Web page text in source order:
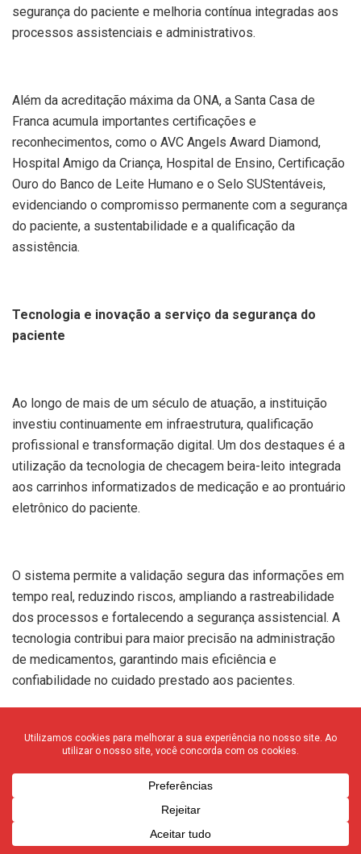
segurança do paciente e melhoria contínua integradas aos
processos assistenciais e administrativos.
Além da acreditação máxima da ONA, a Santa Casa de
Franca acumula importantes certificações e
reconhecimentos, como o AVC Angels Award Diamond,
Hospital Amigo da Criança, Hospital de Ensino, Certificação
Ouro do Banco de Leite Humano e o Selo SUStentáveis,
evidenciando o compromisso permanente com a segurança
do paciente, a sustentabilidade e a qualificação da
assistência.
Tecnologia e inovação a serviço da segurança do
paciente
Ao longo de mais de um século de atuação, a instituição
investiu continuamente em infraestrutura, qualificação
profissional e transformação digital. Um dos destaques é a
utilização da tecnologia de checagem beira-leito integrada
aos carrinhos informatizados de medicação e ao prontuário
eletrônico do paciente.
O sistema permite a validação segura das informações em
tempo real, reduzindo riscos, ampliando a rastreabilidade
dos processos e fortalecendo a segurança assistencial. A
tecnologia contribui para maior precisão na administração
de medicamentos, garantindo mais eficiência e
confiabilidade no cuidado prestado aos pacientes.
Parcerias institucionais
A evolução constante da estrutura física, tecnológica e
assistencial do Grupo Santa Casa de Franca também conta